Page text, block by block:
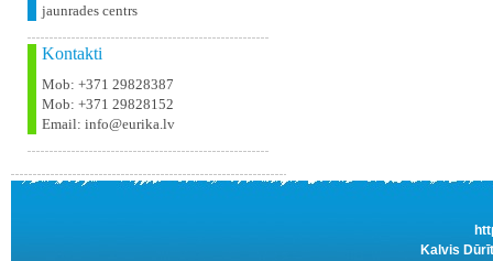
jaunrades centrs
Kontakti
Mob: +371 29828387
Mob: +371 29828152
Email: info@eurika.lv
Kalvis